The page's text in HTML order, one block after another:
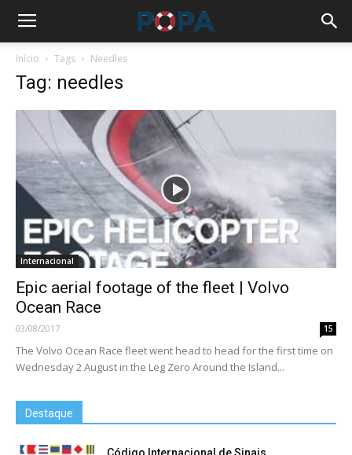
Início Tags Needles
Tag: needles
Internacional
Epic aerial footage of the fleet | Volvo
Ocean Race
03/08/2017 15
The Volvo Ocean Race fleet went head to head for the first time on
Wednesday 2 August in the Leg Zero Around the Island...
Destaque